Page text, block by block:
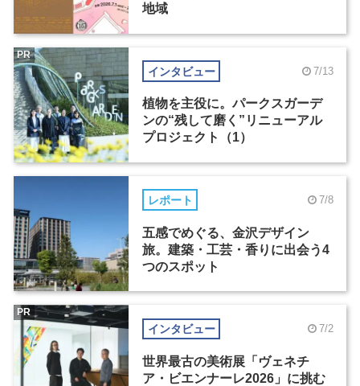
地域
インタビュー 7/13
植物を主役に。パークスガーデ
ンの“残して磨く”リニューアル
プロジェクト（1）
PR
レポート 7/8
五感でめぐる、金沢デザイン
旅。建築・工芸・香りに出会う4
つのスポット
インタビュー 7/2
世界最古の美術展「ヴェネチ
ア・ビエンナーレ2026」に挑む
PR